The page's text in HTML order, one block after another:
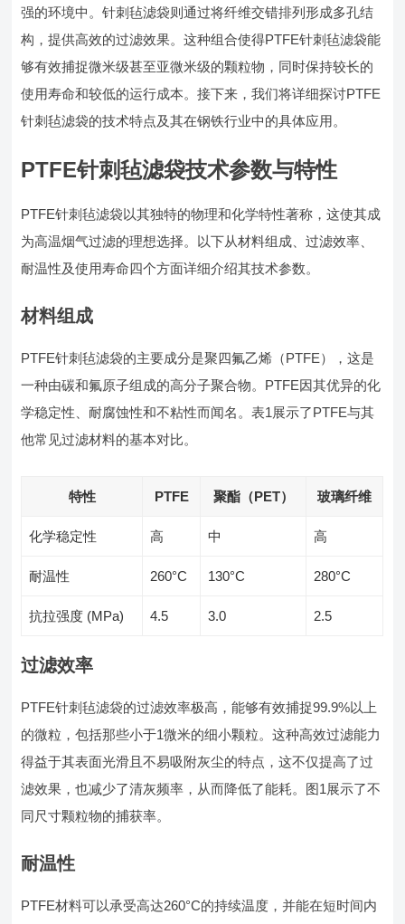
强的环境中。针刺毡滤袋则通过将纤维交错排列形成多孔结
构，提供高效的过滤效果。这种组合使得PTFE针刺毡滤袋能
够有效捕捉微米级甚至亚微米级的颗粒物，同时保持较长的
使用寿命和较低的运行成本。接下来，我们将详细探讨PTFE
针刺毡滤袋的技术特点及其在钢铁行业中的具体应用。
PTFE针刺毡滤袋技术参数与特性
PTFE针刺毡滤袋以其独特的物理和化学特性著称，这使其成
为高温烟气过滤的理想选择。以下从材料组成、过滤效率、
耐温性及使用寿命四个方面详细介绍其技术参数。
材料组成
PTFE针刺毡滤袋的主要成分是聚四氟乙烯（PTFE），这是
一种由碳和氟原子组成的高分子聚合物。PTFE因其优异的化
学稳定性、耐腐蚀性和不粘性而闻名。表1展示了PTFE与其
他常见过滤材料的基本对比。
特性 PTFE 聚酯（PET） 玻璃纤维
化学稳定性 高 中 高
耐温性 260°C 130°C 280°C
抗拉强度 (MPa) 4.5 3.0 2.5
过滤效率
PTFE针刺毡滤袋的过滤效率极高，能够有效捕捉99.9%以上
的微粒，包括那些小于1微米的细小颗粒。这种高效过滤能力
得益于其表面光滑且不易吸附灰尘的特点，这不仅提高了过
滤效果，也减少了清灰频率，从而降低了能耗。图1展示了不
同尺寸颗粒物的捕获率。
耐温性
PTFE材料可以承受高达260°C的持续温度，并能在短时间内